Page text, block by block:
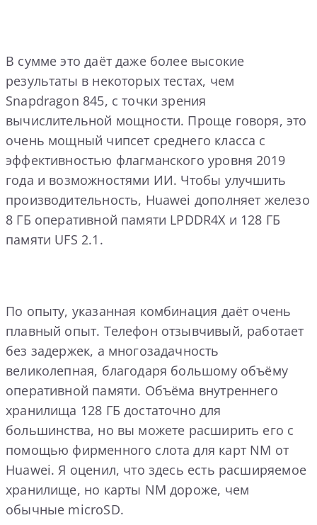
В сумме это даёт даже более высокие
результаты в некоторых тестах, чем
Snapdragon 845, с точки зрения
вычислительной мощности. Проще говоря, это
очень мощный чипсет среднего класса с
эффективностью флагманского уровня 2019
года и возможностями ИИ. Чтобы улучшить
производительность, Huawei дополняет железо
8 ГБ оперативной памяти LPDDR4X и 128 ГБ
памяти UFS 2.1.
По опыту, указанная комбинация даёт очень
плавный опыт. Телефон отзывчивый, работает
без задержек, а многозадачность
великолепная, благодаря большому объёму
оперативной памяти. Объёма внутреннего
хранилища 128 ГБ достаточно для
большинства, но вы можете расширить его с
помощью фирменного слота для карт NM от
Huawei. Я оценил, что здесь есть расширяемое
хранилище, но карты NM дороже, чем
обычные microSD.